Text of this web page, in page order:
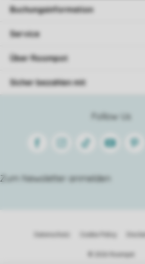
Follow Us
FacebookInstagram
Tiktok Youtube
Zum Newsletter anmelden
Buchungsinformation
Service
Über Roompot
Sicher bezahlen mit